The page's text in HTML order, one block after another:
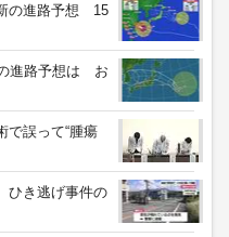
の進路予想 15
進路予想は お
で誤って“腫瘍
ひき逃げ事件の